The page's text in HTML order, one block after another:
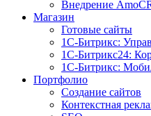
Внедрение
Магазин
Готовые сайты
1С-Битрикс:
1С-Битрикс24:
1С-Битрикс:
Портфолио
Создание сайтов
Контекстная